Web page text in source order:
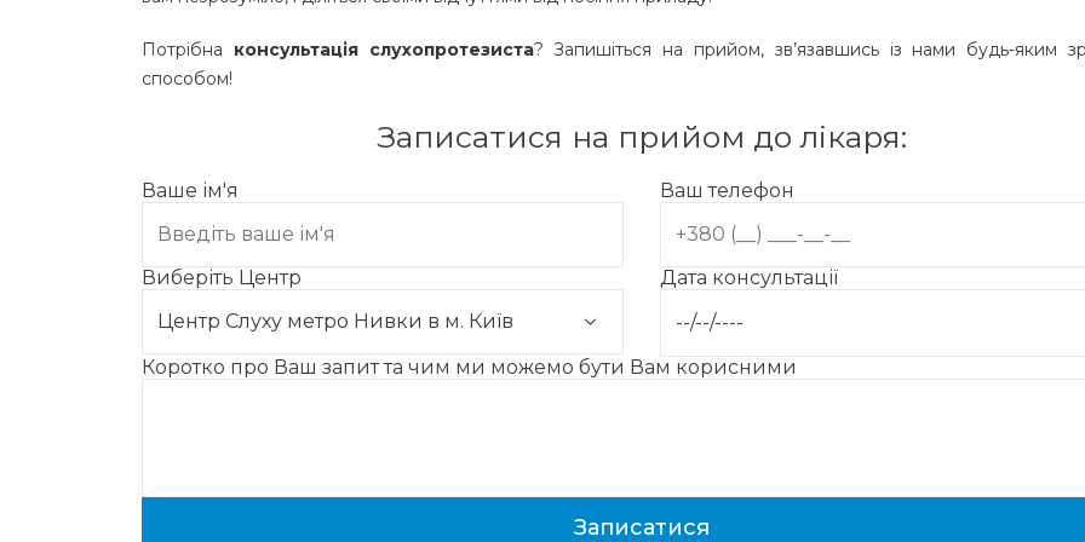
Потрібна консультація слухопротезиста? Запишіться на прийом, зв’язавшись із нами будь-яким
способом!
Записатися на прийом до лікаря:
Ваше ім'я Ваш телефон
Виберіть Центр Дата консультації
Коротко про Ваш запит та чим ми можемо бути Вам корисними